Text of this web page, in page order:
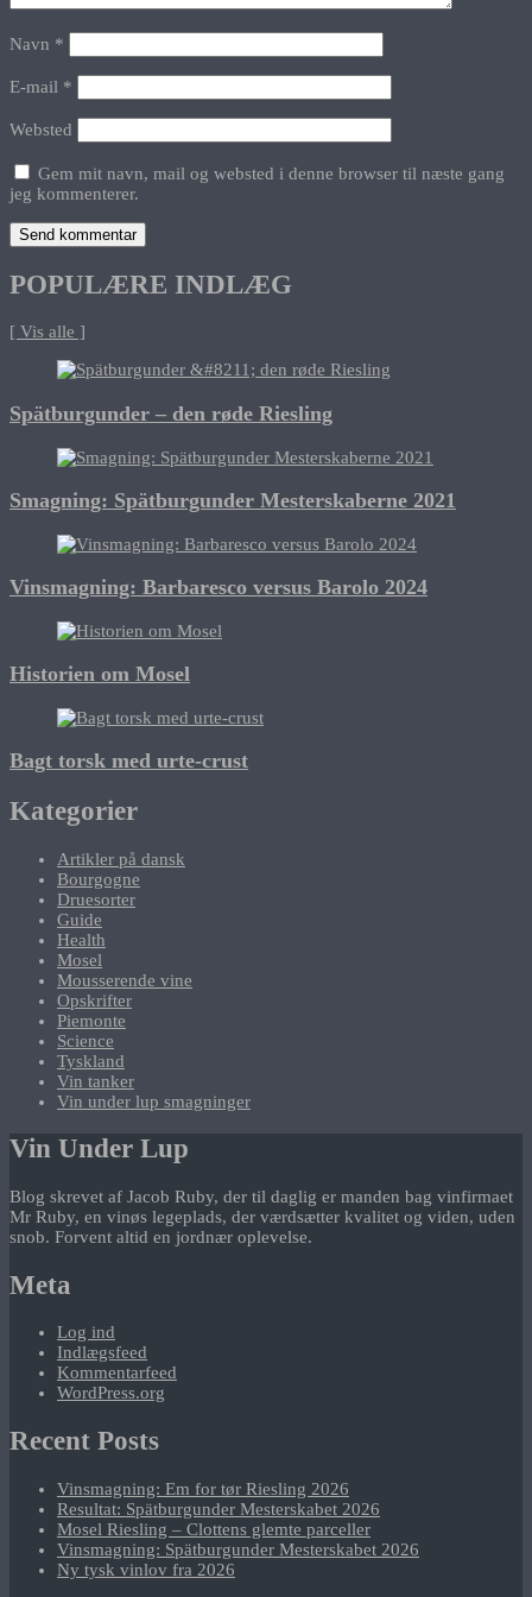
Navn *
E-mail *
Websted
Gem mit navn, mail og websted i denne browser til næste gang
jeg kommenterer.
POPULÆRE INDLÆG
[ Vis alle ]
Spätburgunder – den røde Riesling
Smagning: Spätburgunder Mesterskaberne 2021
Vinsmagning: Barbaresco versus Barolo 2024
Historien om Mosel
Bagt torsk med urte-crust
Kategorier
Artikler på dansk
Bourgogne
Druesorter
Guide
Health
Mosel
Mousserende vine
Opskrifter
Piemonte
Science
Tyskland
Vin tanker
Vin under lup smagninger
Vin Under Lup
Blog skrevet af Jacob Ruby, der til daglig er manden bag vinfirmaet
Mr Ruby, en vinøs legeplads, der værdsætter kvalitet og viden, uden
snob. Forvent altid en jordnær oplevelse.
Meta
Log ind
Indlægsfeed
Kommentarfeed
WordPress.org
Recent Posts
Vinsmagning: Em for tør Riesling 2026
Resultat: Spätburgunder Mesterskabet 2026
Mosel Riesling – Clottens glemte parceller
Vinsmagning: Spätburgunder Mesterskabet 2026
Ny tysk vinlov fra 2026